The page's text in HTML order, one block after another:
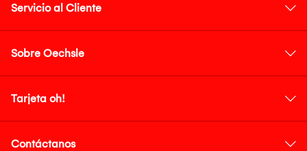
Servicio al Cliente
Sobre Oechsle
Tarjeta oh!
Contáctanos